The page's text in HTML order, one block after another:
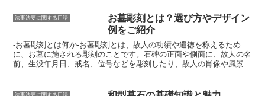
ることをおすすめします。
故人の死後最後の法要であり、故人の冥
福を祈り、成仏を願う大切な法要
また、遺族にとっては、故人を偲び、思
い出を語り合う機会でもあります。
値を掛け合わせて体積を求めます。その
体積を才に換算して、石材の数量を表現
します。才は、石材の数量を測るための
基本的な単位ですが、石材の種類や用途
によって、才の大きさが異なる場合があ
ります。例えば、御影石や大理石などの
す。また、石材を積み重ねて壁や塀を造
法事法要に関する用語
お墓彫刻とは？選び方やデザイン
例をご紹介
-お墓彫刻とは何か-お墓彫刻とは、故人の功績や遺徳を称えるため
に、お墓に施される彫刻のことです。石碑の正面や側面に、故人の名
前、生没年月日、戒名、位号などを彫刻したり、故人の肖像や風景、
の種類や大きさ、彫刻のデザインによって、その費用は大きく異なり
法事法要に関する用語